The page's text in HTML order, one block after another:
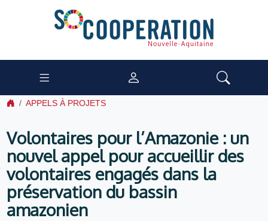
APPELS À PROJETS
Volontaires pour l’Amazonie : un
nouvel appel pour accueillir des
volontaires engagés dans la
préservation du bassin
amazonien